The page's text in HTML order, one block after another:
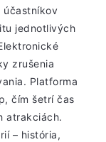
účastníkov
jednotlivých
zrušenia
Platforma
čím šetrí čas
atrakciách.
– história,